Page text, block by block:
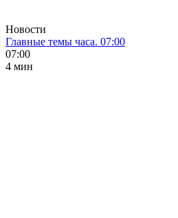
Новости
Главные темы часа. 07:00
07:00
4 мин